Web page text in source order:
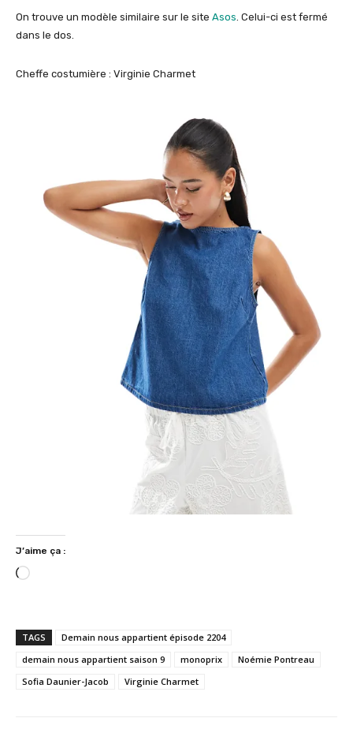
On trouve un modèle similaire sur le site Asos. Celui-ci est fermé
dans le dos.
Cheffe costumière : Virginie Charmet
J’aime ça :
C
r
g
e
m
TAGS
Demain nous appartient épisode 2204
demain nous appartient saison 9
monoprix
Noémie Pontreau
Sofia Daunier-Jacob
Virginie Charmet